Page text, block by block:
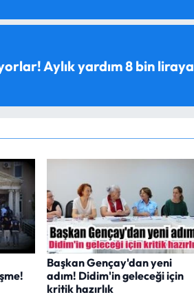
Aylık yardım 8 bin liraya
Başkan Gençay'dan yeni
adım! Didim'in geleceği için
kritik hazırlık